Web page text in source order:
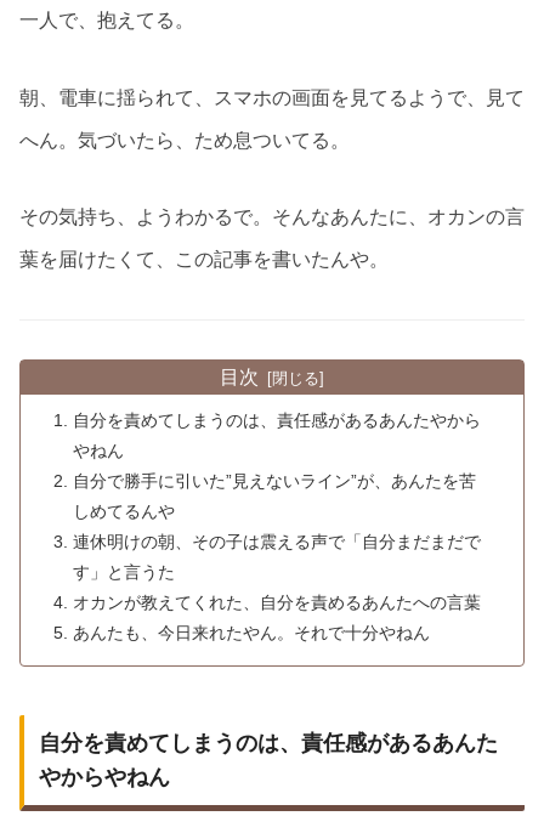
一人で、抱えてる。
朝、電車に揺られて、スマホの画面を見てるようで、見て
へん。気づいたら、ため息ついてる。
その気持ち、ようわかるで。そんなあんたに、オカンの言
葉を届けたくて、この記事を書いたんや。
目次
自分を責めてしまうのは、責任感があるあんたやから
やねん
自分で勝手に引いた”見えないライン”が、あんたを苦
しめてるんや
連休明けの朝、その子は震える声で「自分まだまだで
す」と言うた
オカンが教えてくれた、自分を責めるあんたへの言葉
あんたも、今日来れたやん。それで十分やねん
自分を責めてしまうのは、責任感があるあんた
やからやねん